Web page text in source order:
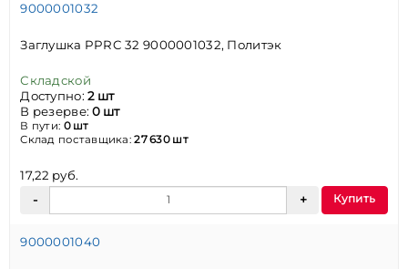
9000001032
Заглушка PPRC 32 9000001032, Политэк
Складской
Доступно:2 шт
В резерве:0 шт
В пути: 0 шт
Склад поставщика:27 630 шт
17,22 руб.
Купить
9000001040